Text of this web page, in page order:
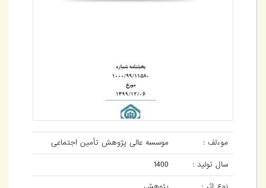
موءلف :
موسسه عالی پژوهش تأمین اجتماعی
سال تولید :